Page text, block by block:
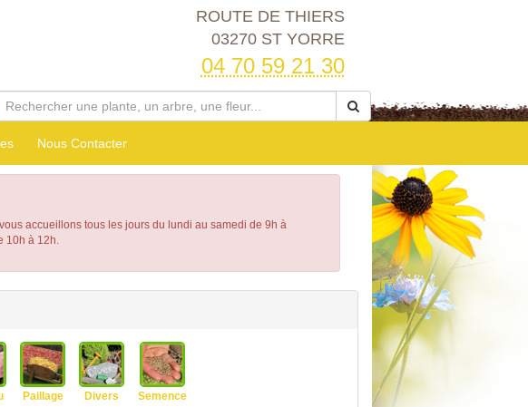
ROUTE DE THIERS
03270 ST YORRE
04 70 59 21 30
Nous Contacter
accueillons tous les jours du lundi au samedi de 9h à
10h à 12h.
Paillage Divers Semence